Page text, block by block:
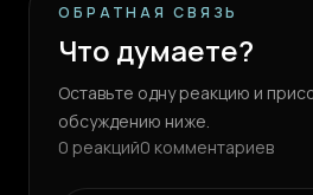
ОБРАТНАЯ СВЯЗЬ
Что думаете?
Оставьте одну реакцию и
обсуждению ниже.
0 реакций0 комментариев